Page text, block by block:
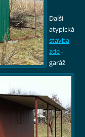
Další
atypická
stavba
zde-
garáž